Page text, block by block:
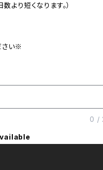
より短くなります。）
さい※
0 /